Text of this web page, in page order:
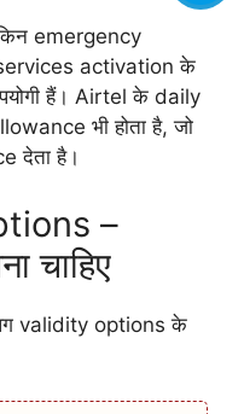
emergency
activation के
हैं। Airtel के daily
भी होता है, जो
देता है।
–
चाहिए
validity options के